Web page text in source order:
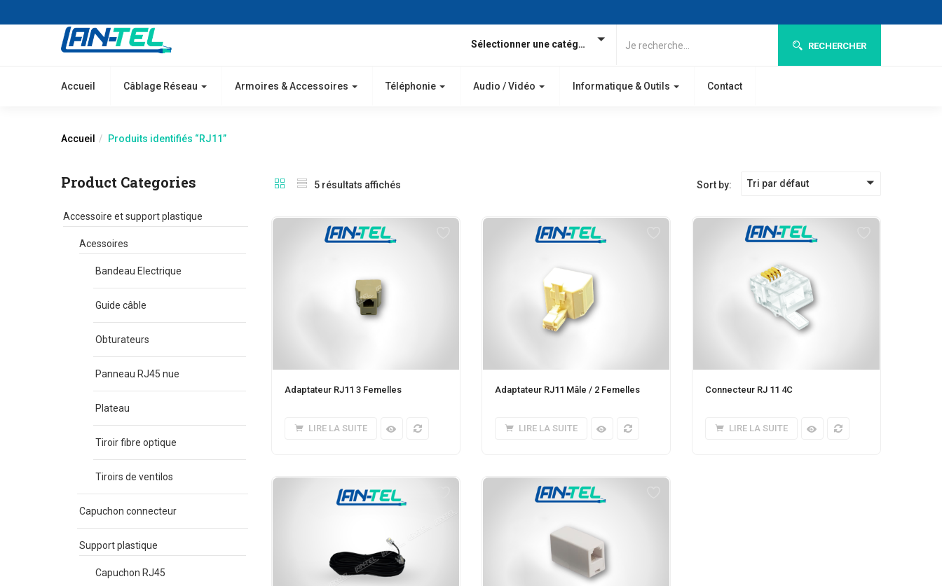
Sélectionner une catégorie RECHERCHER
Accueil Câblage Réseau Armoires & Accessoires Téléphonie Audio / Vidéo Informatique & Outils Contact
Accueil Produits identifiés “RJ11”
5 résultats affichés Sort by: Tri par défaut
Adaptateur RJ11 3 Femelles
LIRE LA SUITE
Adaptateur RJ11 Mâle / 2 Femelles
LIRE LA SUITE
Connecteur RJ 11 4C
LIRE LA SUITE
Product Categories
Accessoire et support plastique
Acessoires
Bandeau Electrique
Guide câble
Obturateurs
Panneau RJ45 nue
Plateau
Tiroir fibre optique
Tiroirs de ventilos
Capuchon connecteur
Support plastique
Capuchon RJ45